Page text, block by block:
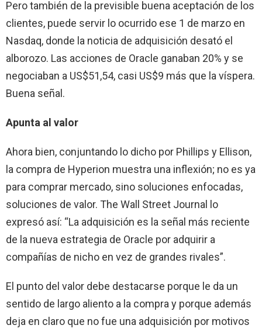
Pero también de la previsible buena aceptación de los
clientes, puede servir lo ocurrido ese 1 de marzo en
Nasdaq, donde la noticia de adquisición desató el
alborozo. Las acciones de Oracle ganaban 20% y se
negociaban a US$51,54, casi US$9 más que la víspera.
Buena señal.
Apunta al valor
Ahora bien, conjuntando lo dicho por Phillips y Ellison,
la compra de Hyperion muestra una inflexión; no es ya
para comprar mercado, sino soluciones enfocadas,
soluciones de valor. The Wall Street Journal lo
expresó así: “La adquisición es la señal más reciente
de la nueva estrategia de Oracle por adquirir a
compañías de nicho en vez de grandes rivales”.
El punto del valor debe destacarse porque le da un
sentido de largo aliento a la compra y porque además
deja en claro que no fue una adquisición por motivos